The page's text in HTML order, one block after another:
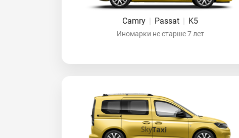
Camry | Passat | K5
Иномарки не старше 7 лет